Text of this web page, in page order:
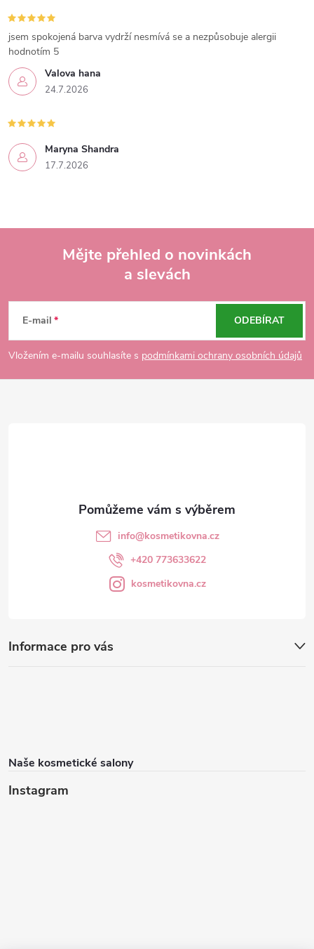
Valova hana
24.7.2026
jsem spokojená barva vydrží nesmívá se a nezpůsobuje alergii
hodnotím 5
Maryna Shandra
17.7.2026
p
a
Mějte přehled o novinkách
a slevách
E-mail
Vložením e-mailu souhlasíte s podmínkami ochrany osobních údajů
ODEBÍRAT
Informace pro vás
Naše kosmetické salony
Instagram
info@kosmetikovna.cz
+420 773633622
kosmetikovna.cz